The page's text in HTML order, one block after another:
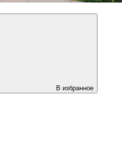
В избранное